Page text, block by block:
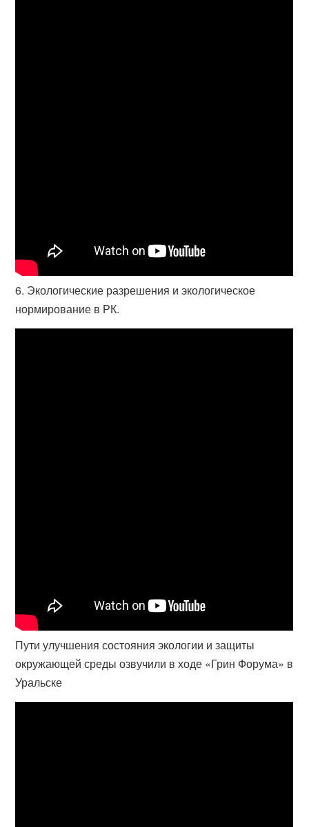
6. Экологические разрешения и экологическое
нормирование в РК.
Пути улучшения состояния экологии и защиты
окружающей среды озвучили в ходе «Грин Форума» в
Уральске